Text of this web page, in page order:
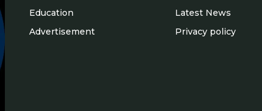
Education
Advertisement
Latest News
Privacy policy